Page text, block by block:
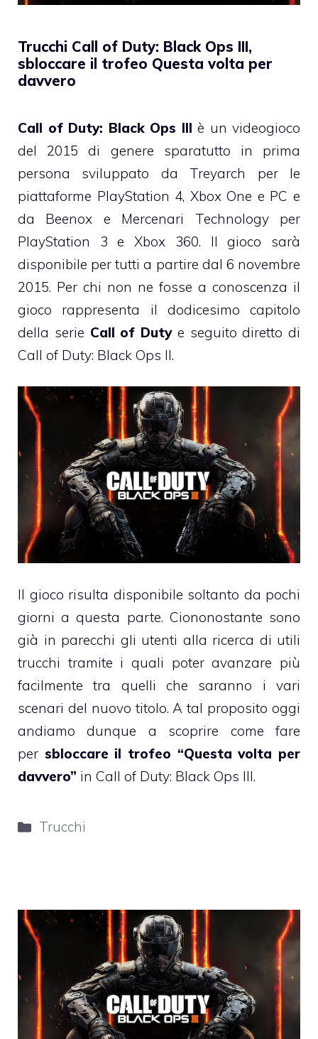
Trucchi Call of Duty: Black Ops III,
sbloccare il trofeo Questa volta per
davvero
Call of Duty: Black Ops III è un videogioco
del 2015 di genere sparatutto in prima
persona sviluppato da Treyarch per le
piattaforme PlayStation 4, Xbox One e PC e
da Beenox e Mercenari Technology per
PlayStation 3 e Xbox 360. Il gioco sarà
disponibile per tutti a partire dal 6 novembre
2015. Per chi non ne fosse a conoscenza il
gioco rappresenta il dodicesimo capitolo
della serie Call of Dutye seguito diretto di
Call of Duty: Black Ops II.
Il gioco risulta disponibile soltanto da pochi
giorni a questa parte. Ciononostante sono
già in parecchi gli utenti alla ricerca di utili
trucchi tramite i quali poter avanzare più
facilmente tra quelli che saranno i vari
scenari del nuovo titolo. A tal proposito oggi
andiamo dunque a scoprire come fare
per sbloccare il trofeo “Questa volta per
davvero” in Call of Duty: Black Ops III.
Categorie
Trucchi